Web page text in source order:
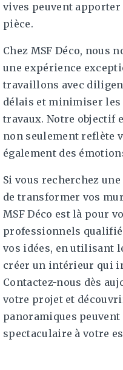
vives peuvent
pièce.
Chez MSF Déco, nous
une expérience
travaillons avec
délais et minimiser
travaux. Notre objectif
non seulement reflète
également des
Si vous recherchez
de transformer vos
MSF Déco est là pour
professionnels
vos idées, en utilisant
créer un intérieur qui
Contactez-nous dès
votre projet et
panoramiques
spectaculaire à votre